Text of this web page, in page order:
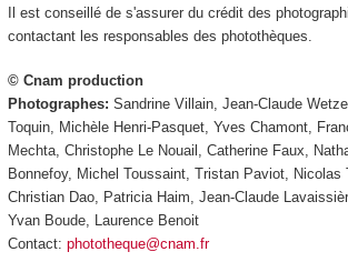
Il est conseillé de s'assurer du crédit des
contactant les responsables des photothèques.
© Cnam production
Photographes: Sandrine Villain, Jean-Claude
Toquin, Michèle Henri-Pasquet, Yves Chamont,
Mechta, Christophe Le Nouail, Catherine Faux,
Bonnefoy, Michel Toussaint, Tristan Paviot, Nicolas
Christian Dao, Patricia Haim, Jean-Claude
Yvan Boude, Laurence Benoit
Contact: phototheque@cnam.fr